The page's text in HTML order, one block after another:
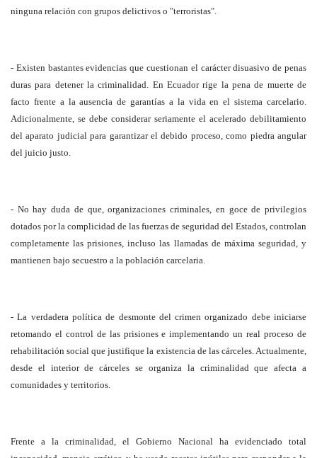
ninguna relación con grupos delictivos o "terroristas".
- Existen bastantes evidencias que cuestionan el carácter disuasivo de penas
duras para detener la criminalidad. En Ecuador rige la pena de muerte de
facto frente a la ausencia de garantías a la vida en el sistema carcelario.
Adicionalmente, se debe considerar seriamente el acelerado debilitamiento
del aparato judicial para garantizar el debido proceso, como piedra angular
del juicio justo.
- No hay duda de que, organizaciones criminales, en goce de privilegios
dotados por la complicidad de las fuerzas de seguridad del Estados, controlan
completamente las prisiones, incluso las llamadas de máxima seguridad, y
mantienen bajo secuestro a la población carcelaria.
- La verdadera política de desmonte del crimen organizado debe iniciarse
retomando el control de las prisiones e implementando un real proceso de
rehabilitación social que justifique la existencia de las cárceles. Actualmente,
desde el interior de cárceles se organiza la criminalidad que afecta a
comunidades y territorios.
Frente a la criminalidad, el Gobierno Nacional ha evidenciado total